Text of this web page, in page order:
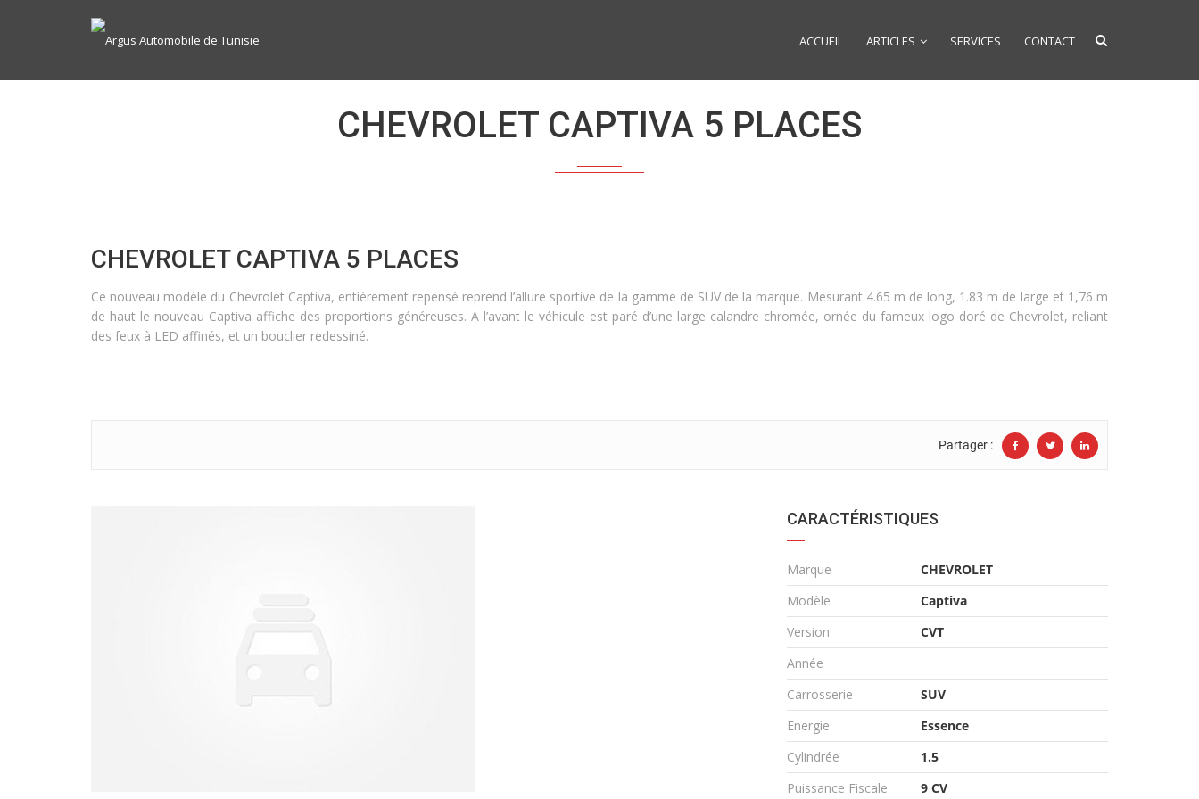
ACCUEIL ARTICLES SERVICES CONTACT
CHEVROLET CAPTIVA 5 PLACES
CHEVROLET CAPTIVA 5 PLACES
Ce nouveau modèle du Chevrolet Captiva, entièrement repensé reprend l’allure sportive de la gamme de SUV de la marque. Mesurant 4.65 m de long, 1.83 m de large et 1,76 m
de haut le nouveau Captiva affiche des proportions généreuses. A l’avant le véhicule est paré d’une large calandre chromée, ornée du fameux logo doré de Chevrolet, reliant
des feux à LED affinés, et un bouclier redessiné.
Partager :
CARACTÉRISTIQUES
Marque
CHEVROLET
Modèle
Captiva
Version
CVT
Année
Carrosserie
SUV
Energie
Essence
Cylindrée
1.5
Puissance Fiscale
9 CV